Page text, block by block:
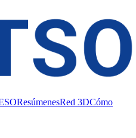
ResúmenesRed 3DCómo